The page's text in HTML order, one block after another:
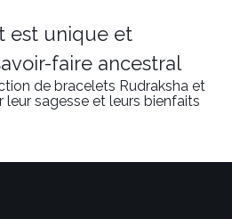
est unique et
faire ancestral
de bracelets Rudraksha et
sagesse et leurs bienfaits